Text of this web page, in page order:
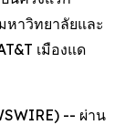
หาวิทยาลัยและ
เมืองแด
-- ผ่าน